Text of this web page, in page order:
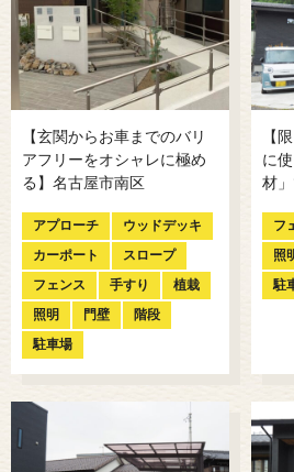
【玄関からお車までのバリ
アフリーをオシャレに極め
る】名古屋市南区
アプローチ
ウッドデッキ
カーポート
スロープ
フェンス
手すり
植栽
照明
門壁
階段
駐車場
【
に
材
フ
照
駐